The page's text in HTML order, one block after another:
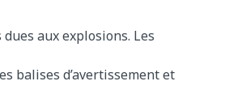
aux explosions. Les
balises d’avertissement et